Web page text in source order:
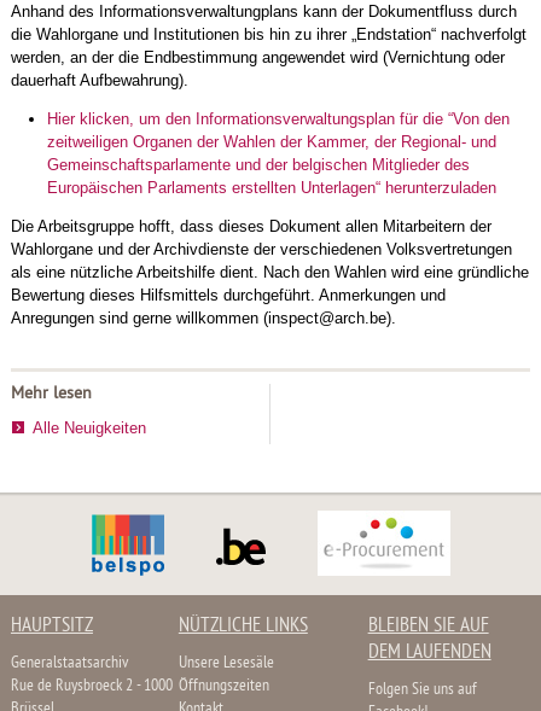
Anhand des Informationsverwaltungplans kann der Dokumentfluss durch
die Wahlorgane und Institutionen bis hin zu ihrer „Endstation“ nachverfolgt
werden, an der die Endbestimmung angewendet wird (Vernichtung oder
dauerhaft Aufbewahrung).
Hier klicken, um den Informationsverwaltungsplan für die “Von den
zeitweiligen Organen der Wahlen der Kammer, der Regional- und
Gemeinschaftsparlamente und der belgischen Mitglieder des
Europäischen Parlaments erstellten Unterlagen“ herunterzuladen
Die Arbeitsgruppe hofft, dass dieses Dokument allen Mitarbeitern der
Wahlorgane und der Archivdienste der verschiedenen Volksvertretungen
als eine nützliche Arbeitshilfe dient. Nach den Wahlen wird eine gründliche
Bewertung dieses Hilfsmittels durchgeführt. Anmerkungen und
Anregungen sind gerne willkommen (inspect@arch.be).
Mehr lesen
Alle Neuigkeiten
HAUPTSITZ
Generalstaatsarchiv
Rue de Ruysbroeck 2 - 1000
NÜTZLICHE LINKS
Unsere Lesesäle
Öffnungszeiten
BLEIBEN SIE AUF
DEM LAUFENDEN
Folgen Sie uns auf